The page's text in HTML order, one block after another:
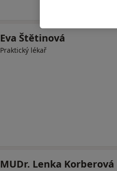
Eva Štětinová
Praktický lékař
MUDr. Lenka Korberová